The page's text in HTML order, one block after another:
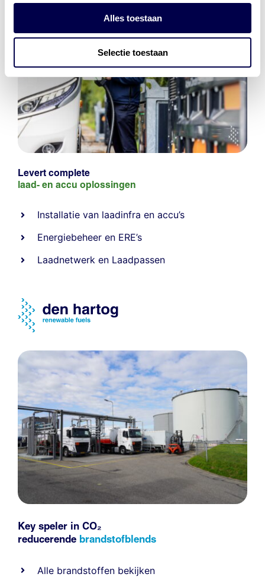
Alles toestaan
Selectie toestaan
Levert complete
laad- en accu oplossingen
Installatie van laadinfra en accu’s
Energiebeheer en ERE’s
Laadnetwerk en Laadpassen
Key speler in CO₂
reducerende brandstofblends
Alle brandstoffen bekijken